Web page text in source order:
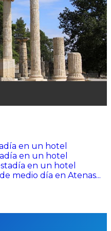
en un hotel
en un hotel
en un hotel
medio día en Atenas...